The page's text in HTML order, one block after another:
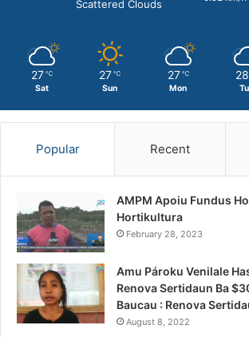
Scattered Clouds
27 ℃
Sat
27 ℃
Sun
27 ℃
Mon
28
Popular Recent
AMPM Apoiu Fundus
Hortikultura
February 28, 2023
Amu Pároku Venilale
Renova Sertidaun Ba
Baucau : Renova
August 8, 2022